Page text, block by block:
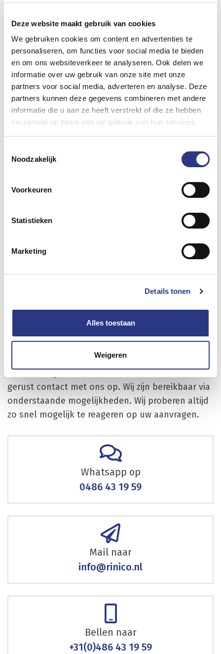
Deze website maakt gebruik van cookies
We gebruiken cookies om content en advertenties te
personaliseren, om functies voor social media te bieden
en om ons websiteverkeer te analyseren. Ook delen we
informatie over uw gebruik van onze site met onze
partners voor social media, adverteren en analyse. Deze
partners kunnen deze gegevens combineren met andere
informatie die u aan ze heeft verstrekt of die ze hebben
verzameld op basis van uw gebruik van hun services.
Noodzakelijk
Voorkeuren
Statistieken
Marketing
Details tonen
Alles toestaan
Weigeren
Meewerkend
vrachtwagenchauffeur
Wat doe je als meewerkend
vrachtwagenchauffeur
- Laden en lossen van de materialen op de zaak
en op locatie.
- Je vervoert het materieel dat nodig is naar
locatie en terug.
- Je helpt mee met de opbouw en afbouw van
de tenten, waarvoor we uiteraard de nodige
gereedschappen en hulpmiddelen hebben.
- Zo af en toe schoonmaken en onderhoud van
de tentmaterialen.
Lees meer...
Wilt u meer weten over onze
Heeft u vragen over onze diensten, neem dan
gerust contact met ons op. Wij zijn bereikbaar via
onderstaande mogelijkheden. Wij proberen altijd
zo snel mogelijk te reageren op uw aanvragen.
Whatsapp op
0486 43 19 59
Mail naar
info@rinico.nl
Bellen naar
+31(0)486 43 19 59